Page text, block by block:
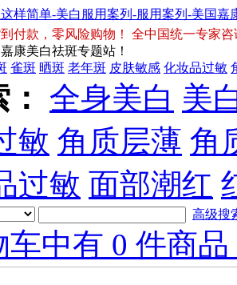
付款，零风险购物！ 全中国统一专家咨
康美白祛斑专题站！
雀斑 晒斑 老年斑 皮肤敏感 化妆品过敏
全身美白 美
敏 角质层薄 角
过敏 面部潮红
高级搜
车中有 0 件商